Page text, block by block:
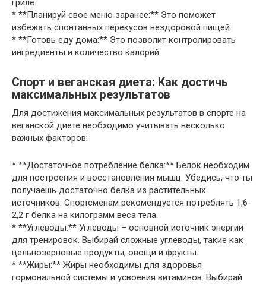
гриле.
* **Планируй свое меню заранее:** Это поможет
избежать спонтанных перекусов нездоровой пищей.
* **Готовь еду дома:** Это позволит контролировать
ингредиенты и количество калорий.
Спорт и веганская диета: Как достичь
максимальных результатов
Для достижения максимальных результатов в спорте на
веганской диете необходимо учитывать несколько
важных факторов:
* **Достаточное потребление белка:** Белок необходим
для построения и восстановления мышц. Убедись, что ты
получаешь достаточно белка из растительных
источников. Спортсменам рекомендуется потреблять 1,6-
2,2 г белка на килограмм веса тела.
* **Углеводы:** Углеводы – основной источник энергии
для тренировок. Выбирай сложные углеводы, такие как
цельнозерновые продукты, овощи и фрукты.
* **Жиры:** Жиры необходимы для здоровья
гормональной системы и усвоения витаминов. Выбирай